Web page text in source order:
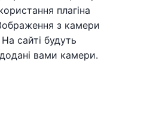
плагіна
з камери
сайті будуть
вами камери.